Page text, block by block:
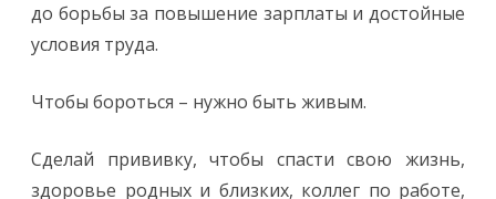
до борьбы за повышение зарплаты и достойные
условия труда.
Чтобы бороться – нужно быть живым.
Сделай прививку, чтобы спасти свою жизнь,
здоровье родных и близких, коллег по работе,